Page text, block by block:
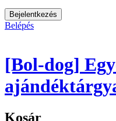
Belépés
[Bol-dog]
Kosár